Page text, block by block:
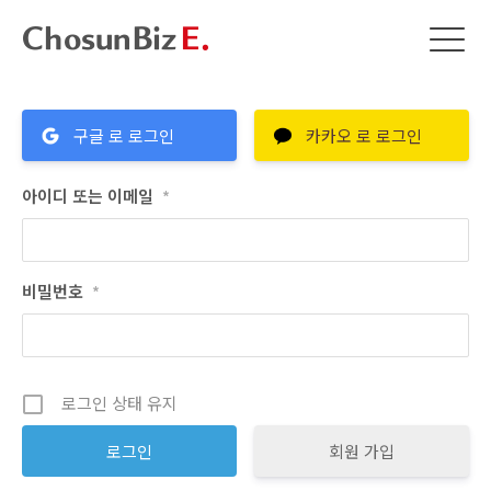
구글 로 로그인 카카오 로 로그인
아이디 또는 이메일 *
비밀번호 *
로그인 상태 유지
회원 가입